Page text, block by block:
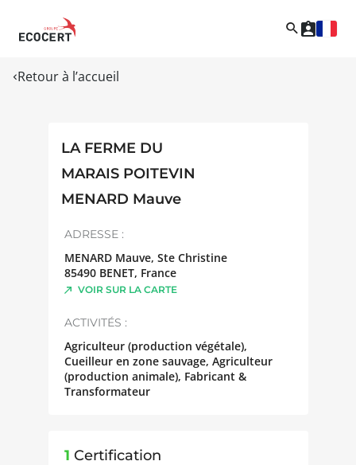
Retour à l’accueil
LA FERME DU
MARAIS POITEVIN
MENARD Mauve
ADRESSE :
MENARD Mauve, Ste Christine
85490 BENET, France
VOIR SUR LA CARTE
ACTIVITÉS :
Agriculteur (production végétale),
Cueilleur en zone sauvage, Agriculteur
(production animale), Fabricant &
Transformateur
1 Certification